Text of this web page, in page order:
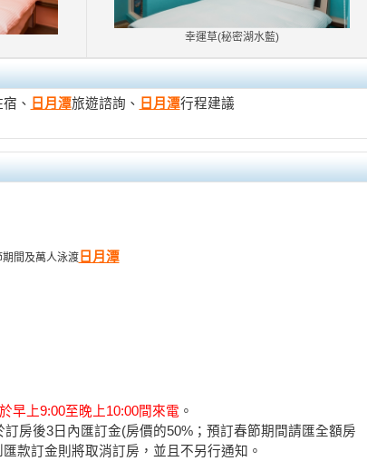
幸運草(秘密湖水藍)
、 日月潭旅遊諮詢、 日月潭行程建議
期間及萬人泳渡日月潭
早上9:00至晚上10:00間來電 。
房後3日內匯訂金(房價的50%；預訂春節期間請匯全額房
款訂金則將取消訂房，並且不另行通知。